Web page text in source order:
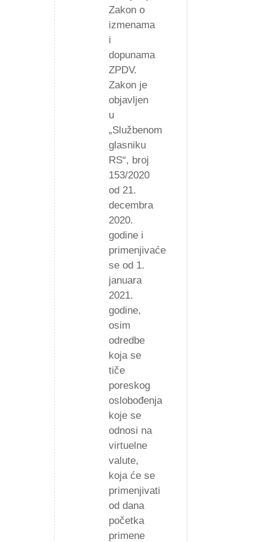
Zakon o
izmenama
i
dopunama
ZPDV.
Zakon je
objavljen
u
„Službenom
glasniku
RS“, broj
153/2020
od 21.
decembra
2020.
godine i
primenjivaće
se od 1.
januara
2021.
godine,
osim
odredbe
koja se
tiče
poreskog
oslobođenja
koje se
odnosi na
virtuelne
valute,
koja će se
primenjivati
od dana
početka
primene